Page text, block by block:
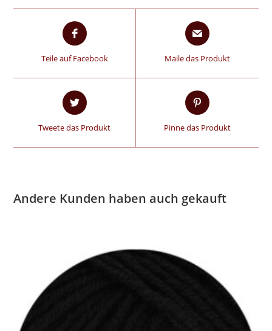
Teile auf Facebook Maile das Produkt
Tweete das Produkt Pinne das Produkt
Andere Kunden haben auch gekauft